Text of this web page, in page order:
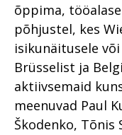
õppima,
põhjustel, kes
isikunäitusele
Brüsselist ja
aktiivsemaid
meenuvad Paul
Škodenko, Tõnis